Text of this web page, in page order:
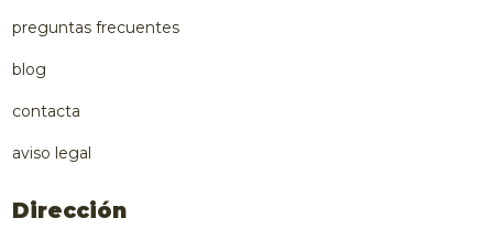
preguntas frecuentes
blog
contacta
aviso legal
Dirección